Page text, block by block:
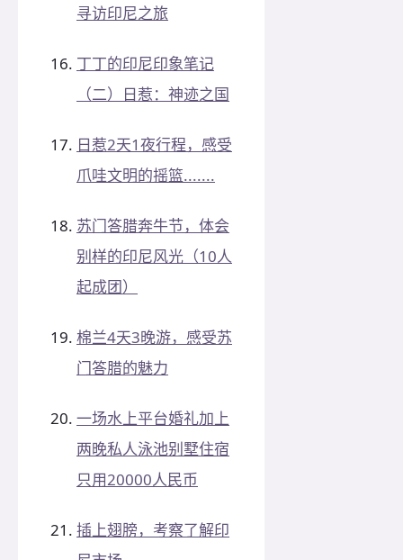
寻访印尼之旅
丁丁的印尼印象笔记
（二）日惹：神迹之国
日惹2天1夜行程，感受
爪哇文明的摇篮.......
苏门答腊奔牛节，体会
别样的印尼风光（10人
起成团）
棉兰4天3晚游，感受苏
门答腊的魅力
一场水上平台婚礼加上
两晚私人泳池别墅住宿
只用20000人民币
插上翅膀，考察了解印